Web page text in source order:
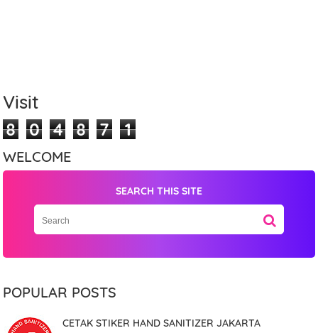
Visit
8 0 4 8 7 1
WELCOME
SEARCH THIS SITE
POPULAR POSTS
CETAK STIKER HAND SANITIZER JAKARTA
Name